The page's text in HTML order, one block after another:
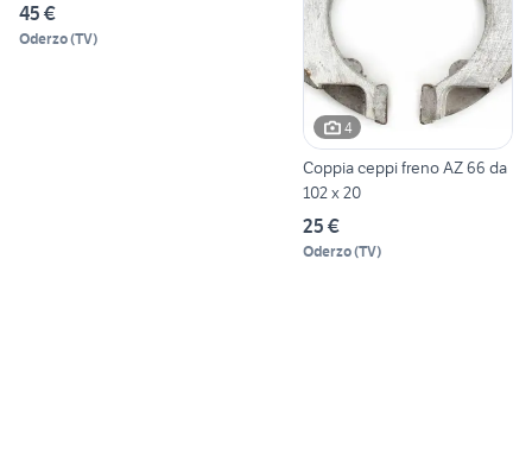
45 €
Oderzo(TV)
4
Coppia ceppi freno AZ 66 da
102 x 20
25 €
Oderzo(TV)